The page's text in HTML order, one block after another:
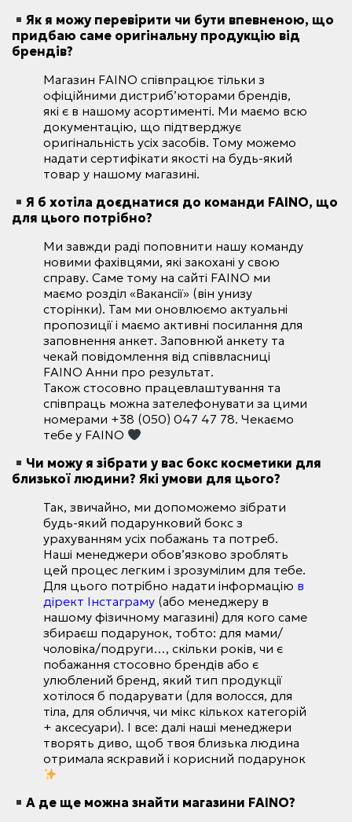
Як я можу перевірити чи бути впевненою, що
придбаю саме оригінальну продукцію від
брендів?
Магазин FAINO співпрацює тільки з
офіційними дистриб’юторами брендів,
які є в нашому асортименті. Ми маємо всю
документацію, що підтверджує
оригінальність усіх засобів. Тому можемо
надати сертифікати якості на будь-який
товар у нашому магазині.
Я б хотіла доєднатися до команди FAINO, що
для цього потрібно?
Ми завжди раді поповнити нашу команду
новими фахівцями, які закохані у свою
справу. Саме тому на сайті FAINO ми
маємо розділ «Вакансії» (він унизу
сторінки). Там ми оновлюємо актуальні
пропозиції і маємо активні посилання для
заповнення анкет. Заповнюй анкету та
чекай повідомлення від співвласниці
FAINO Анни про результат.
Також стосовно працевлаштування та
співпраць можна зателефонувати за цими
номерами +38 (050) 047 47 78. Чекаємо
тебе у FAINO
Чи можу я зібрати у вас бокс косметики для
близької людини? Які умови для цього?
Так, звичайно, ми допоможемо зібрати
будь-який подарунковий бокс з
урахуванням усіх побажань та потреб.
Наші менеджери обов’язково зроблять
цей процес легким і зрозумілим для тебе.
Для цього потрібно надати інформацію в
дірект Інстаграму (або менеджеру в
нашому фізичному магазині) для кого саме
збираєш подарунок, тобто: для мами/
чоловіка/подруги…, скільки років, чи є
побажання стосовно брендів або є
улюблений бренд, який тип продукції
хотілося б подарувати (для волосся, для
тіла, для обличчя, чи мікс кількох категорій
+ аксесуари). І все: далі наші менеджери
творять диво, щоб твоя близька людина
отримала яскравий і корисний подарунок
А де ще можна знайти магазини FAINO?